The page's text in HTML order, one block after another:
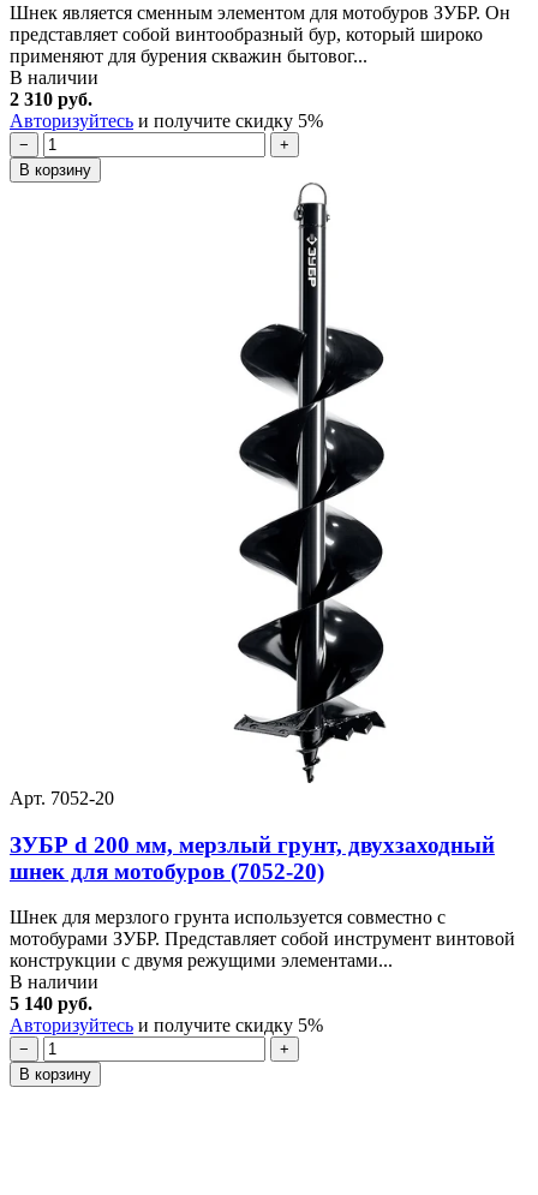
Шнек является сменным элементом для мотобуров ЗУБР. Он
представляет собой винтообразный бур, который широко
применяют для бурения скважин бытовог...
В наличии
2 310 руб.
Авторизуйтесь и получите скидку 5%
−
+
В корзину
Арт. 7052-20
ЗУБР d 200 мм, мерзлый грунт, двухзаходный
шнек для мотобуров (7052-20)
Шнек для мерзлого грунта используется совместно с
мотобурами ЗУБР. Представляет собой инструмент винтовой
конструкции с двумя режущими элементами...
В наличии
5 140 руб.
Авторизуйтесь и получите скидку 5%
−
+
В корзину